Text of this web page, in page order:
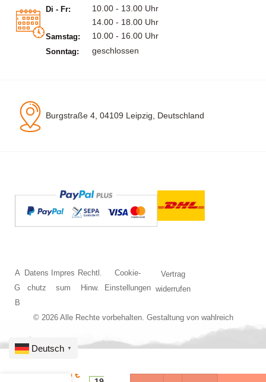
Di - Fr:
10.00 - 13.00 Uhr
14.00 - 18.00 Uhr
Samstag: 10.00 - 16.00 Uhr
Sonntag: geschlossen
Burgstraße 4, 04109 Leipzig, Deutschland
© 2026 Alle Rechte vorbehalten. Gestaltung von wahlreich
A
G
B
Datens
chutz
Impres
sum
Rechtl.
Hinw.
Cookie-
Einstellungen
Vertrag
widerrufen
4,90 €
Deutsch ▼